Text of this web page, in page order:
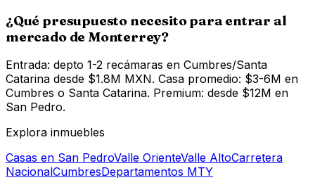
¿Qué presupuesto necesito para entrar al
mercado de Monterrey?
Entrada: depto 1-2 recámaras en Cumbres/Santa
Catarina desde $1.8M MXN. Casa promedio: $3-6M en
Cumbres o Santa Catarina. Premium: desde $12M en
San Pedro.
Explora inmuebles
Casas en San PedroValle OrienteValle AltoCarretera
NacionalCumbresDepartamentos MTY